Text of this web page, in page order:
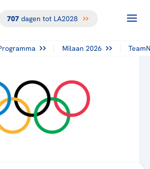
707dagen tot LA2028
Milaan 2026